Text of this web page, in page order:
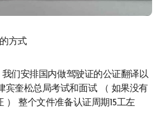
方式
们安排国内做驾驶证的公证翻译以
宾奎松总局考试和面试 （ 如果没有
） 整个文件准备认证周期15工左